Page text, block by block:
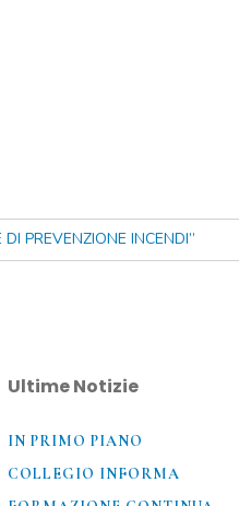
PREVENZIONE INCENDI”
Ultime Notizie
IN PRIMO PIANO
COLLEGIO INFORMA